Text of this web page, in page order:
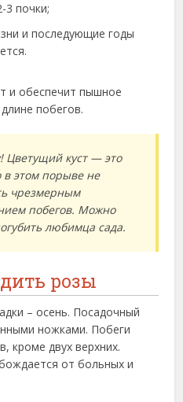
3 почки;
и последующие годы
и обеспечит пышное
побегов.
Цветущий куст — это
этом порыве не
чрезмерным
побегов. Можно
любимца сада.
розы
– осень. Посадочный
ножками. Побеги
кроме двух верхних.
от больных и